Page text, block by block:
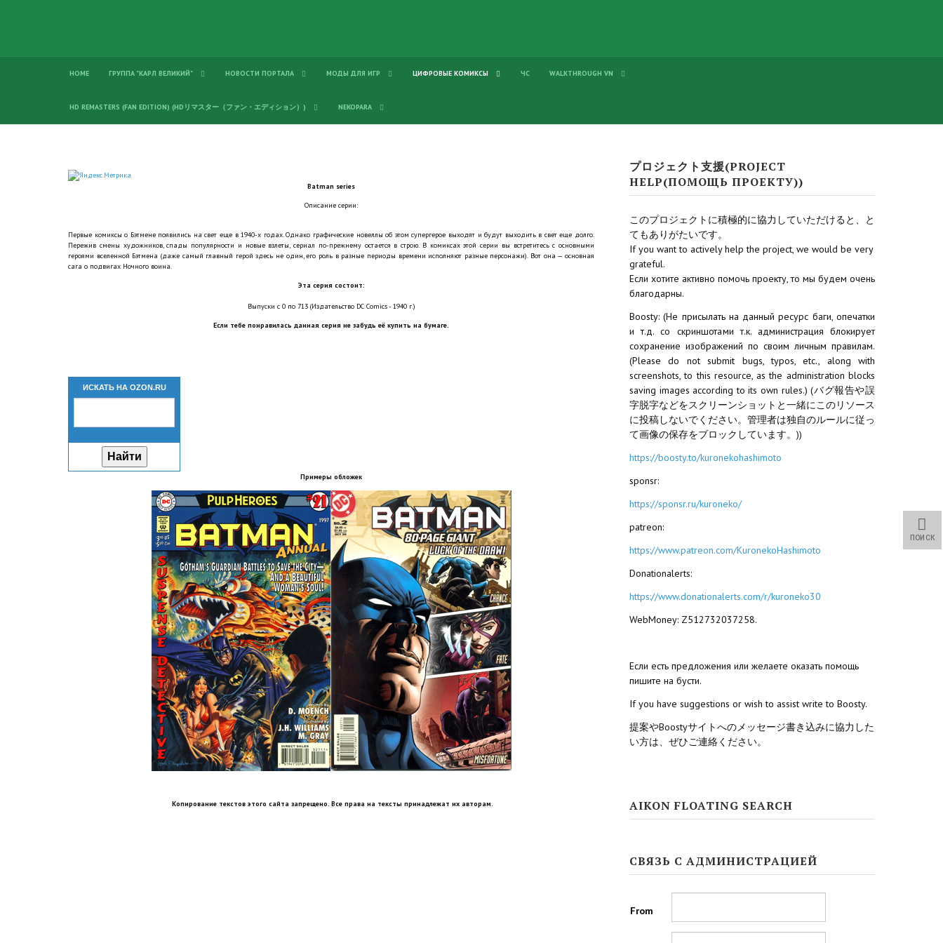
HOME ГРУППА "КАРЛ ВЕЛИКИЙ" НОВОСТИ ПОРТАЛА МОДЫ ДЛЯ ИГР ЦИФРОВЫЕ КОМИКСЫ ЧС WALKTHROUGH VN
HD REMASTERS (FAN EDITION) (HDリマスター（ファン・エディション）) NEKOPARA
Batman series
Описание серии:
Первые комиксы о Бэтмене появились на свет еще в 1940-х годах. Однако графические новеллы об этом супергерое выходят и будут выходить в свет еще долго.
Пережив смены художников, спады популярности и новые взлеты, сериал по-прежнему остается в строю. В комиксах этой серии вы встретитесь с основными
героями вселенной Бэтмена (даже самый главный герой здесь не один, его роль в разные периоды времени исполняют разные персонажи). Вот она — основная
сага о подвигах Ночного воина.
Эта серия состоит:
Выпуски с 0 по 713 (Издательство DC Comics - 1940 г.)
Если тебе понравилась данная серия не забудь её купить на бумаге.
ИСКАТЬ НА OZON.RU
Примеры обложек
Копирование текстов этого сайта запрещено. Все права на тексты принадлежат их авторам.
プロジェクト支援(PROJECT
HELP(ПОМОЩЬ ПРОЕКТУ))
このプロジェクトに積極的に協力していただけると、と
てもありがたいです。
If you want to actively help the project, we would be very
grateful.
Если хотите активно помочь проекту, то мы будем очень
благодарны.
Boosty: (Не присылать на данный ресурс баги, опечатки
и т.д. со скриншотами т.к. администрация блокирует
сохранение изображений по своим личным правилам.
(Please do not submit bugs, typos, etc., along with
screenshots, to this resource, as the administration blocks
saving images according to its own rules.) (バグ報告や誤
字脱字などをスクリーンショットと一緒にこのリソース
に投稿しないでください。管理者は独自のルールに従っ
て画像の保存をブロックしています。))
https://boosty.to/kuronekohashimoto
sponsr:
https://sponsr.ru/kuroneko/
patreon:
https://www.patreon.com/KuronekoHashimoto
Donationalerts:
https://www.donationalerts.com/r/kuroneko30
WebMoney: Z512732037258.
Если есть предложения или желаете оказать помощь
пишите на бусти.
If you have suggestions or wish to assist write to Boosty.
提案やBoostyサイトへのメッセージ書き込みに協力した
い方は、ぜひご連絡ください。
AIKON FLOATING SEARCH
ПОИСК
СВЯЗЬ С АДМИНИСТРАЦИЕЙ
From